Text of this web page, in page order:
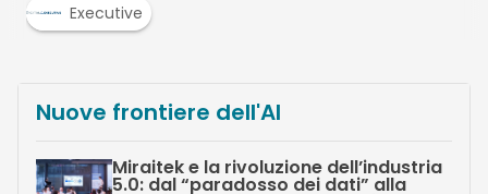
Executive
Nuove frontiere dell'AI
Miraitek e la rivoluzione dell’industria
5.0: dal “paradosso dei dati” alla